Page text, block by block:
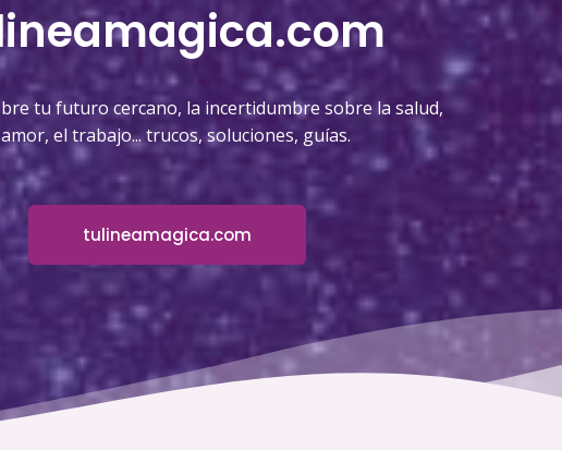
tu futuro cercano, la incertidumbre sobre la salud,
el trabajo... trucos, soluciones, guías.
tulineamagica.com